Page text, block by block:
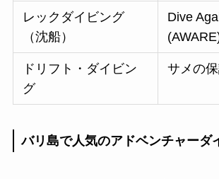
レックダイビング
（沈船）
Dive
ドリフト・ダイビン
グ
サメの
バリ島で人気のアドベンチャーダ